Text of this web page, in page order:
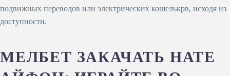
подвижных переводов или электрических кошелькрв, исходя из
доступности.
МЕЛБЕТ ЗАКАЧАТЬ НАТЕ